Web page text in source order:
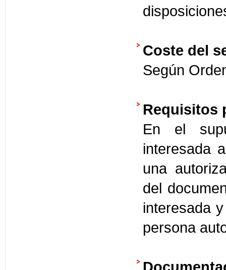
Coste del
Según
Requisitos
En el
interesada
una
del
interesada
persona